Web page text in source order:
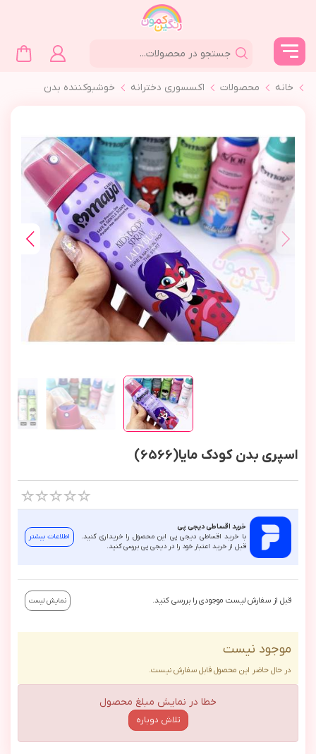
خانه محصولات اکسسوری دخترانه خوشبوكننده بدن
اسپری بدن کودک مایا(6566)
خرید اقساطی دیجی پی
با خرید اقساطی دیجی پی این محصول را خریداری کنید.
قبل از خرید اعتبار خود را در دیجی پی بررسی کنید.
اطلاعات بیشتر
قبل از سفارش لیست موجودی را بررسی کنید. نمایش لیست
موجود نیست
در حال حاضر این محصول قابل سفارش نیست.
خطا در نمایش مبلغ محصول
تلاش دوباره